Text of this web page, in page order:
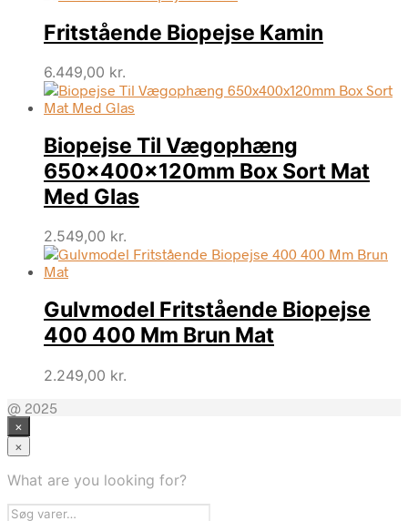
Fritstående Biopejse Kamin
6.449,00 kr.
Biopejse Til Vægophæng
650x400x120mm Box Sort Mat
Med Glas
2.549,00 kr.
Gulvmodel Fritstående Biopejse
400 400 Mm Brun Mat
2.249,00 kr.
@ 2025
×
×
What are you looking for?